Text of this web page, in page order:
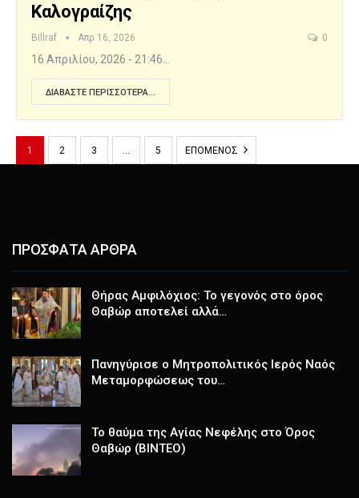
Καλογραίζης
Billraf Απρ 16, 2026 0
16 Απριλίου, 2026 - 21:46…
ΔΙΑΒΆΣΤΕ ΠΕΡΙΣΣΌΤΕΡΑ...
1 2 3 … 5 ΕΠΌΜΕΝΟΣ
ΠΡΟΣΦΑΤΑ ΑΡΘΡΑ
Θήρας Αμφιλόχιος: Το γεγονός στο όρος
Θαβώρ αποτελεί αλλά…
Πανηγύρισε ο Μητροπολιτικός Ιερός Ναός
Μεταμορφώσεως του…
Το θαύμα της Αγίας Νεφέλης στο Όρος
Θαβώρ (ΒΙΝΤΕΟ)